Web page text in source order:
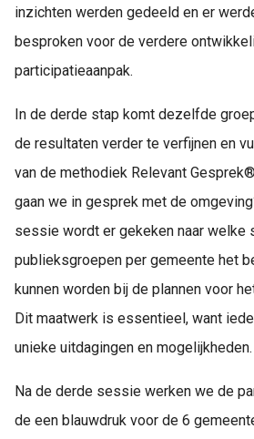
inzichten werden gedeeld en er
besproken voor de verdere
participatieaanpak.
In de derde stap komt dezelfde
de resultaten verder te verfijnen en
van de methodiek Relevant
gaan we in gesprek met de
sessie wordt er gekeken naar welke
publieksgroepen per gemeente het
kunnen worden bij de plannen voor
Dit maatwerk is essentieel, want
unieke uitdagingen en mogelijkheden.
Na de derde sessie werken we de
de een blauwdruk voor de 6